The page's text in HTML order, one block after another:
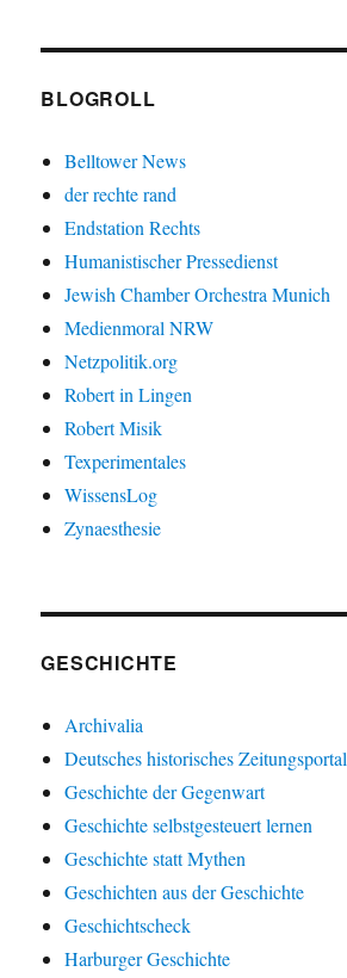
BLOGROLL
Belltower News
der rechte rand
Endstation Rechts
Humanistischer Pressedienst
Jewish Chamber Orchestra Munich
Medienmoral NRW
Netzpolitik.org
Robert in Lingen
Robert Misik
Texperimentales
WissensLog
Zynaesthesie
GESCHICHTE
Archivalia
Deutsches historisches Zeitungsportal
Geschichte der Gegenwart
Geschichte selbstgesteuert lernen
Geschichte statt Mythen
Geschichten aus der Geschichte
Geschichtscheck
Harburger Geschichte